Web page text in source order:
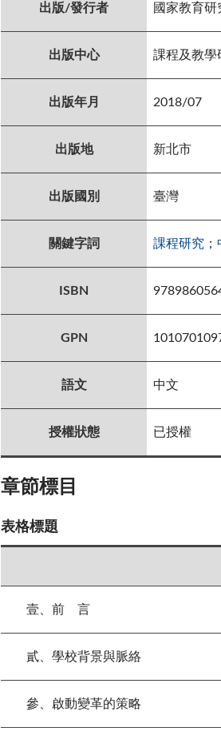
出版/發行者 國家教育研
出版中心 課程及教學
出版年月 2018/07
出版地 新北市
出版國別 臺灣
關鍵字詞 課程研究 ；
ISBN
GPN
語文 中文
授權狀態 已授權
章節標目
表格標題
壹、前 言
貳、學校背景與脈絡
參、啟動變革的策略